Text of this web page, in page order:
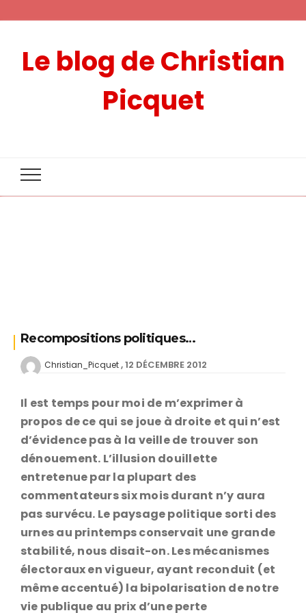
Le blog de Christian
Picquet
Recompositions politiques…
Christian_Picquet 12 DÉCEMBRE 2012
Il est temps pour moi de m’exprimer à
propos de ce qui se joue à droite et qui n’est
d’évidence pas à la veille de trouver son
dénouement. L’illusion douillette
entretenue par la plupart des
commentateurs six mois durant n’y aura
pas survécu. Le paysage politique sorti des
urnes au printemps conservait une grande
stabilité, nous disait-on. Les mécanismes
électoraux en vigueur, ayant reconduit (et
même accentué) la bipolarisation de notre
vie publique au prix d’une perte